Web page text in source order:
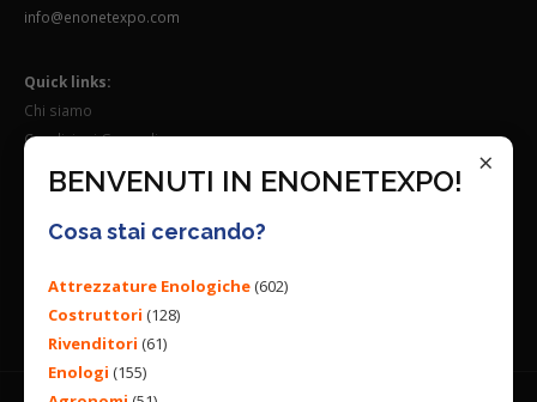
×
BENVENUTI IN ENONETEXPO!
Cosa stai cercando?
Attrezzature Enologiche(602)
Costruttori (128)
Rivenditori (61)
Enologi (155)
info@enonetexpo.com
Quick links:
Chi siamo
Condizioni Generali
Lavora con noi
Seguici su: